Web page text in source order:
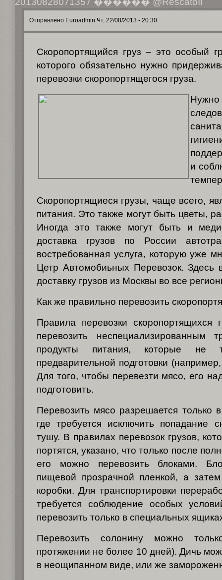
Отправлено Euroadmin Чт, 22/08/2013 - 20:30
Скоропортящийся груз – это особый
которого обязательно нужно
перевозки скоропортящегося груза.
и
Скоропортящиеся грузы, чаще всего,
питания. Это также могут быть цветы,
Иногда это также могут быть и
доставка грузов по России
востребованная услуга, которую уже
Цетр Автомобиьных Перевозок. Здесь
доставку грузов из Москвы во все
Как же правильно перевозить
Правила перевозки скоропортящихся
перевозить неспециализированным
продукты питания, которые не
предварительной подготовки
Для того, чтобы перевезти мясо, его
подготовить.
Перевозить мясо разрешается только
где требуется исключить попадание
тушу. В правилах перевозок грузов,
портятся, указано, что только после
его можно перевозить блоками.
пищевой прозрачной пленкой, а
коробки. Для транспортировки
требуется соблюдение особых
перевозить только в специальных
Перевозить солонину можно
протяжении не более 10 дней). Дичь
в неощипанном виде, или же